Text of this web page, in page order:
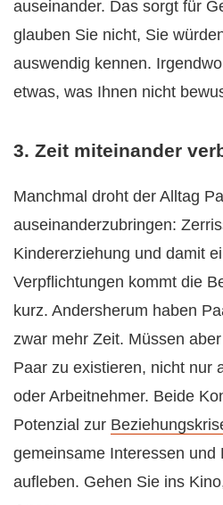
auseinander. Das sorgt für
glauben Sie nicht, Sie
auswendig kennen.
etwas, was Ihnen nicht
3. Zeit miteinander
Manchmal droht der Alltag
auseinanderzubringen:
Kindererziehung und damit
Verpflichtungen kommt die
kurz. Andersherum haben
zwar mehr Zeit. Müssen
Paar zu existieren, nicht nur
oder Arbeitnehmer. Beide
Potenzial zur
gemeinsame Interessen und
aufleben. Gehen Sie ins